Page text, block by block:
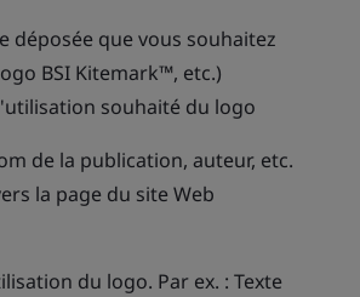
déposée que vous souhaitez
BSI Kitemark™, etc.)
souhaité du logo
de la publication, auteur, etc.
la page du site Web
du logo. Par ex. : Texte